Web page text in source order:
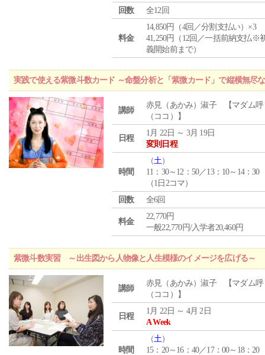
回数
全12回
料金
14,850円（4回／分割支払い）×3
41,250円（12回／一括前納支払※
義開始前まで）
実践で使える紫微斗数カード ～命盤分析と「紫微カード」で縦横無尽
講師
赤見（あかみ）淑子 【マダム呼
（ココ）】
日程
1月 22日 ～ 3月 19日
変則日程
時間
（土）
11：30～12：50／13：10～14：30
（1日2コマ）
回数
全6回
料金
22,770円
一般22,770円/入学者20,460円
紫微斗数実習 ～出生図から人物像と人生模様のイメージを広げる～
講師
赤見（あかみ）淑子 【マダム呼
（ココ）】
日程
1月 22日 ～ 4月 2日
A Week
時間
（土）
15：20～16：40／17：00～18：20